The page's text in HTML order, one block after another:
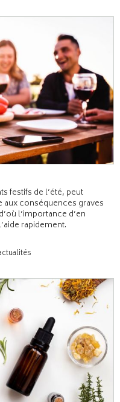
festifs de l’été, peut
conséquences graves
l’importance d’en
rapidement.